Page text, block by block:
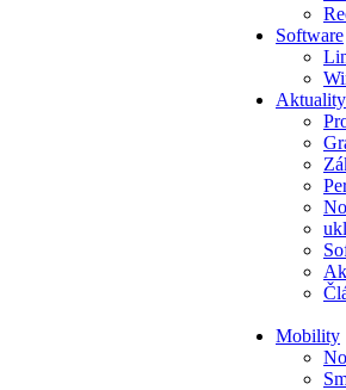
Software
Aktuality
Mobility